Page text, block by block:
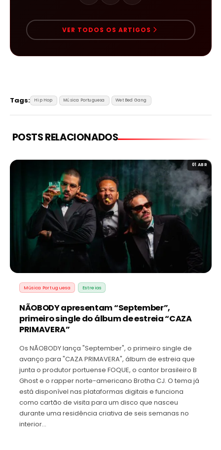
VER TODOS OS ARTIGOS
Tags: Hip Hop Música Portuguesa Wet Bed Gang
POSTS RELACIONADOS
01 ABR
Música Portuguesa Estreias
NÃOBODY apresentam “September”,
primeiro single do álbum de estreia “CAZA
PRIMAVERA”
Os NÃOBODY lança "September", o primeiro single de
avanço para "CAZA PRIMAVERA", álbum de estreia que
junta o produtor portuense FOQUE, o cantor brasileiro B
Ghost e o rapper norte-americano Brotha CJ. O tema já
está disponível nas plataformas digitais e funciona
como cartão de visita para um disco que nasceu
durante uma residência criativa de seis semanas no
interior…